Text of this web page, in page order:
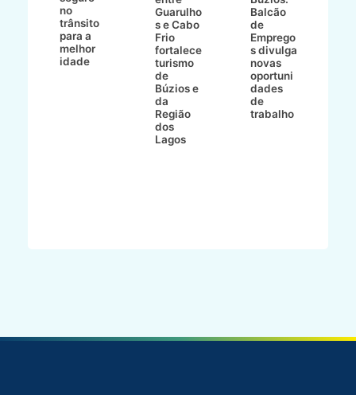
no
trânsito
para a
melhor
idade
Guarulho
s e Cabo
Frio
fortalece
turismo
de
Búzios e
da
Região
dos
Lagos
Balcão
de
Emprego
s divulga
novas
oportuni
dades
de
trabalho